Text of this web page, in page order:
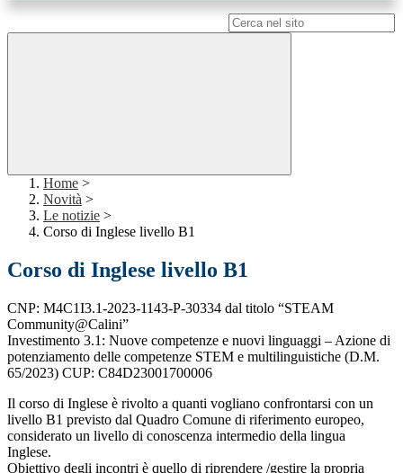
Home >
Novità >
Le notizie >
Corso di Inglese livello B1
Corso di Inglese livello B1
CNP: M4C1I3.1-2023-1143-P-30334 dal titolo “STEAM
Community@Calini”
Investimento 3.1: Nuove competenze e nuovi linguaggi – Azione di
potenziamento delle competenze STEM e multilinguistiche (D.M.
65/2023) CUP: C84D23001700006
Il corso di Inglese è rivolto a quanti vogliano confrontarsi con un
livello B1 previsto dal Quadro Comune di riferimento europeo,
considerato un livello di conoscenza intermedio della lingua
Inglese.
Obiettivo degli incontri è quello di riprendere /gestire la propria